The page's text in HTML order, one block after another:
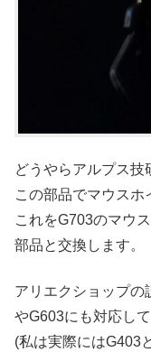
どうやらアルプス技
この部品でマウスホ
これをG703のマウ
部品と交換します。
アリエクショップの
やG603にも対応し
(私は実際にはG403